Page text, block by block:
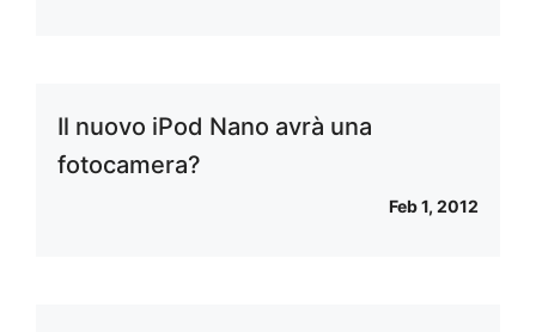
Il nuovo iPod Nano avrà una
fotocamera?
Feb 1, 2012